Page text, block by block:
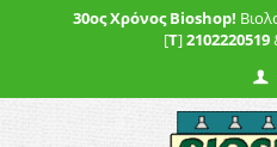
30ος Χρόνος Bioshop!
[T]2102220519